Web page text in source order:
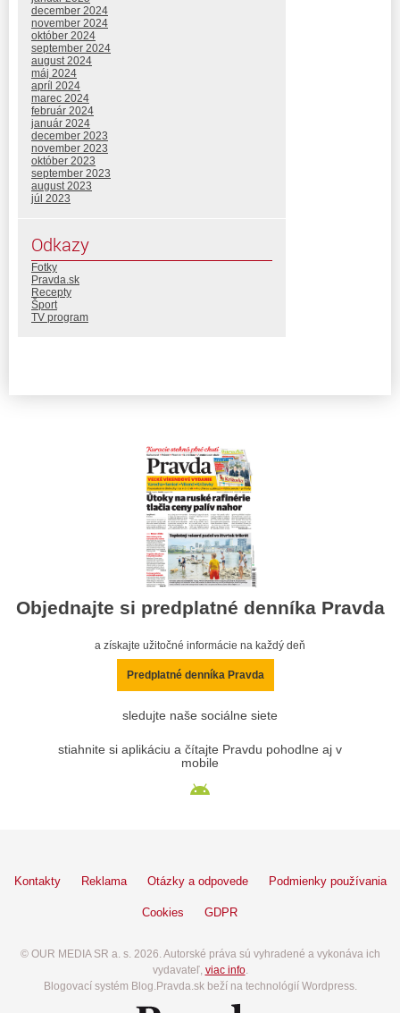
december 2024
november 2024
október 2024
september 2024
august 2024
máj 2024
apríl 2024
marec 2024
február 2024
január 2024
december 2023
november 2023
október 2023
september 2023
august 2023
júl 2023
Odkazy
Fotky
Pravda.sk
Recepty
Šport
TV program
Objednajte si predplatné denníka Pravda
a získajte užitočné informácie na každý deň
Predplatné denníka Pravda
sledujte naše sociálne siete
stiahnite si aplikáciu a čítajte Pravdu pohodlne aj v
mobile
Kontakty Reklama Otázky a odpovede Podmienky používania
Cookies GDPR
© OUR MEDIA SR a. s. 2026. Autorské práva sú vyhradené a vykonáva ich
vydavateľ, viac info.
Blogovací systém Blog.Pravda.sk beží na technológií Wordpress.